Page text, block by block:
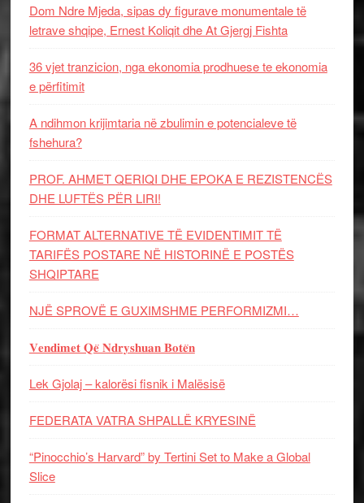
Dom Ndre Mjeda, sipas dy figurave monumentale të
letrave shqipe, Ernest Koliqit dhe At Gjergj Fishta
36 vjet tranzicion, nga ekonomia prodhuese te ekonomia
e përfitimit
A ndihmon krijimtaria në zbulimin e potencialeve të
fshehura?
PROF. AHMET QERIQI DHE EPOKA E REZISTENCЁS
DHE LUFTЁS PЁR LIRI!
FORMAT ALTERNATIVE TË EVIDENTIMIT TË
TARIFËS POSTARE NË HISTORINË E POSTËS
SHQIPTARE
NJË SPROVË E GUXIMSHME PERFORMIZMI…
𝐕𝐞𝐧𝐝𝐢𝐦𝐞𝐭 𝐐𝐞̈ 𝐍𝐝𝐫𝐲𝐬𝐡𝐮𝐚𝐧 𝐁𝐨𝐭𝐞̈𝐧
Lek Gjolaj – kalorësi fisnik i Malësisë
FEDERATA VATRA SHPALLË KRYESINË
“Pinocchio’s Harvard” by Tertini Set to Make a Global
Slice